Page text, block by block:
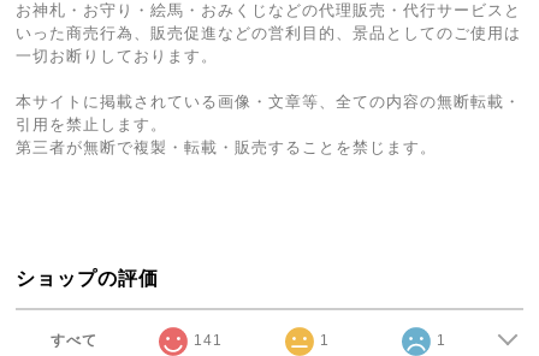
お神札・お守り・絵馬・おみくじなどの代理販売・代行サービスと
いった商売行為、販売促進などの営利目的、景品としてのご使用は
一切お断りしております。
本サイトに掲載されている画像・文章等、全ての内容の無断転載・
引用を禁止します。
第三者が無断で複製・転載・販売することを禁じます。
ショップの評価
すべて 141 1 1